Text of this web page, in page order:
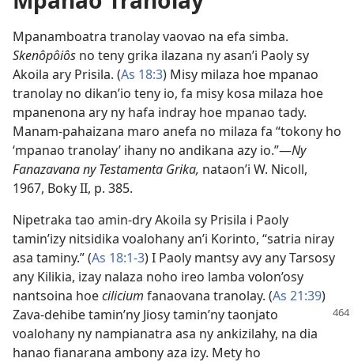
Mpanamboatra tranolay vaovao na efa simba.
Skenôpôiôs no teny grika ilazana ny asan’i Paoly sy
Akoila ary Prisila. (As 18:3) Misy milaza hoe mpanao
tranolay no dikan’io teny io, fa misy kosa milaza hoe
mpanenona ary ny hafa indray hoe mpanao tady.
Manam-pahaizana maro anefa no milaza fa “tokony ho
‘mpanao tranolay’ ihany no andikana azy io.”​—Ny
Fanazavana ny Testamenta Grika, nataon’i W. Nicoll,
1967, Boky II, p. 385.
Nipetraka tao amin-dry Akoila sy Prisila i Paoly
tamin’izy nitsidika voalohany an’i Korinto, “satria niray
asa taminy.” (As 18:1-3) I Paoly mantsy avy any Tarsosy
any Kilikia, izay nalaza noho ireo lamba volon’osy
nantsoina hoecilicium fanaovana tranolay. (As 21:39)
Zava-dehibe tamin’ny Jiosytamin’ny taonjato
voalohany ny nampianatra asa ny ankizilahy, na dia
hanao fianarana ambony aza izy. Mety ho